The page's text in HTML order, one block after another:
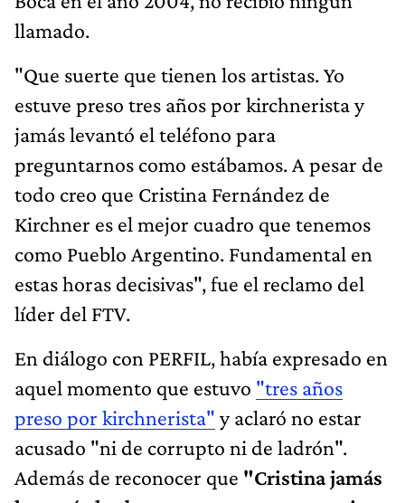
llamado.
"Que suerte que tienen los artistas. Yo
estuve preso tres años por kirchnerista y
jamás levantó el teléfono para
preguntarnos como estábamos. A pesar de
todo creo que Cristina Fernández de
Kirchner es el mejor cuadro que tenemos
como Pueblo Argentino. Fundamental en
estas horas decisivas", fue el reclamo del
líder del FTV.
En diálogo con PERFIL, había expresado en
aquel momento que estuvo "tres años
preso por kirchnerista" y aclaró no estar
acusado "ni de corrupto ni de ladrón".
Además de reconocer que "Cristina jamás